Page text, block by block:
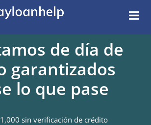
de día de
garantizados
lo que pase
sin verificación de crédito